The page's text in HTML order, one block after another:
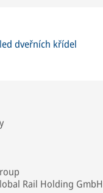
dveřních křídel
Rail Holding GmbH